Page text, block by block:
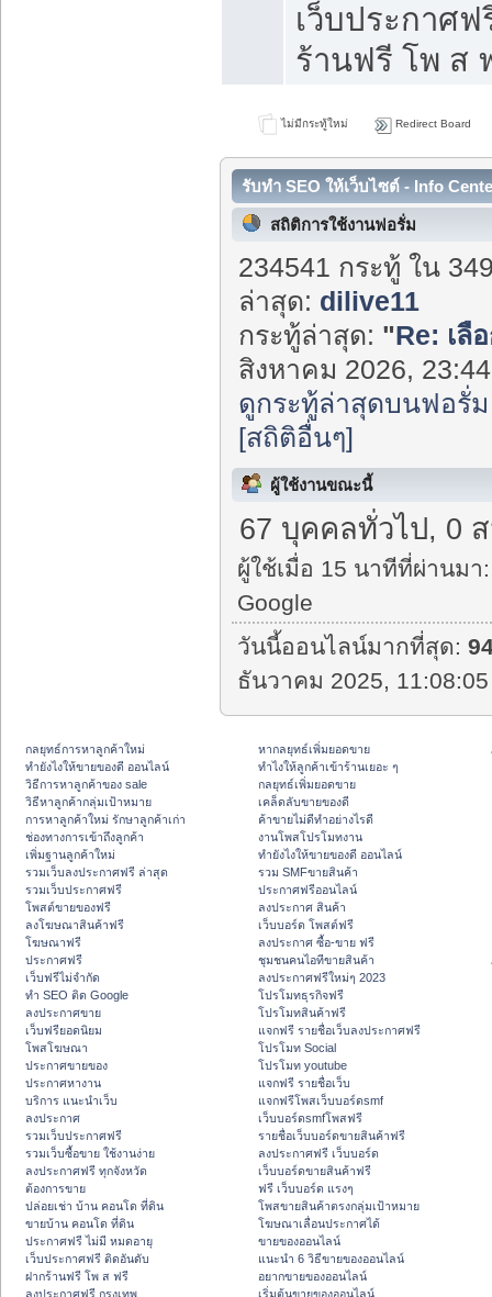
เว็บประกาศ
ร้านฟรี โพ ส
ไม่มีกระทู้ใหม่ Redirect Board
รับทำ SEO ให้เว็บไซต์ - Info
สถิติการใช้งานฟอรั่ม
234541 กระทู้ ใน
ล่าสุด: dilive11
กระทู้ล่าสุด: "Re: เลื
สิงหาคม 2026,
ดูกระทู้ล่าสุดบนฟอรั่ม
[สถิติอื่นๆ]
ผู้ใช้งานขณะนี้
67 บุคคลทั่วไป, 0
ผู้ใช้เมื่อ 15 นาทีที่ผ่านมา:
Google
วันนี้ออนไลน์มากที่สุด:
ธันวาคม 2025,
กลยุทธ์การหาลูกค้าใหม่
ทํายังไงให้ขายของดี ออนไลน์
วิธีการหาลูกค้าของ sale
วิธีหาลูกค้ากลุ่มเป้าหมาย
การหาลูกค้าใหม่ รักษาลูกค้าเก่า
ช่องทางการเข้าถึงลูกค้า
เพิ่มฐานลูกค้าใหม่
รวมเว็บลงประกาศฟรี ล่าสุด
รวมเว็บประกาศฟรี
โพสต์ขายของฟรี
ลงโฆษณาสินค้าฟรี
โฆษณาฟรี
ประกาศฟรี
เว็บฟรีไม่จำกัด
ทำ SEO ติด Google
ลงประกาศขาย
เว็บฟรียอดนิยม
โพสโฆษณา
ประกาศขายของ
ประกาศหางาน
บริการ แนะนำเว็บ
ลงประกาศ
รวมเว็บประกาศฟรี
รวมเว็บซื้อขาย ใช้งานง่าย
ลงประกาศฟรี ทุกจังหวัด
ต้องการขาย
ปล่อยเช่า บ้าน คอนโด ที่ดิน
ขายบ้าน คอนโด ที่ดิน
ประกาศฟรี ไม่มี หมดอายุ
เว็บประกาศฟรี ติดอันดับ
ฝากร้านฟรี โพ ส ฟรี
ลงประกาศฟรี กรุงเทพ
หากลยุทธ์เพิ่มยอดขาย
ทําไงให้ลูกค้าเข้าร้านเยอะ ๆ
กลยุทธ์เพิ่มยอดขาย
เคล็ดลับขายของดี
ค้าขายไม่ดีทำอย่างไรดี
งานโพสโปรโมทงาน
ทํายังไงให้ขายของดี ออนไลน์
รวม SMFขายสินค้า
ประกาศฟรีออนไลน์
ลงประกาศ สินค้า
เว็บบอร์ด โพสต์ฟรี
ลงประกาศ ซื้อ-ขาย ฟรี
ชุมชนคนไอทีขายสินค้า
ลงประกาศฟรีใหม่ๆ 2023
โปรโมทธุรกิจฟรี
โปรโมทสินค้าฟรี
แจกฟรี รายชื่อเว็บลงประกาศฟรี
โปรโมท Social
โปรโมท youtube
แจกฟรี รายชื่อเว็บ
แจกฟรีโพสเว็บบอร์ดsmf
เว็บบอร์ดsmfโพสฟรี
รายชื่อเว็บบอร์ดขายสินค้าฟรี
ลงประกาศฟรี เว็บบอร์ด
เว็บบอร์ดขายสินค้าฟรี
ฟรี เว็บบอร์ด แรงๆ
โพสขายสินค้าตรงกลุ่มเป้าหมาย
โฆษณาเลื่อนประกาศได้
ขายของออนไลน์
แนะนำ 6 วิธีขายของออนไลน์
อยากขายของออนไลน์
เริ่มต้นขายของออนไลน์